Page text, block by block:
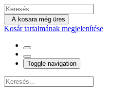
A kosara még üres
Kosár tartalmának megjelenítése
Toggle navigation